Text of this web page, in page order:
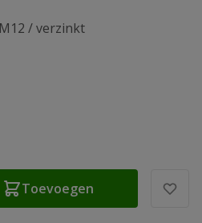
/ verzinkt
Toevoegen